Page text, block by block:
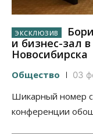
и бизнес-зал
Новосибирска
Общество 03
Шикарный номер
конференции